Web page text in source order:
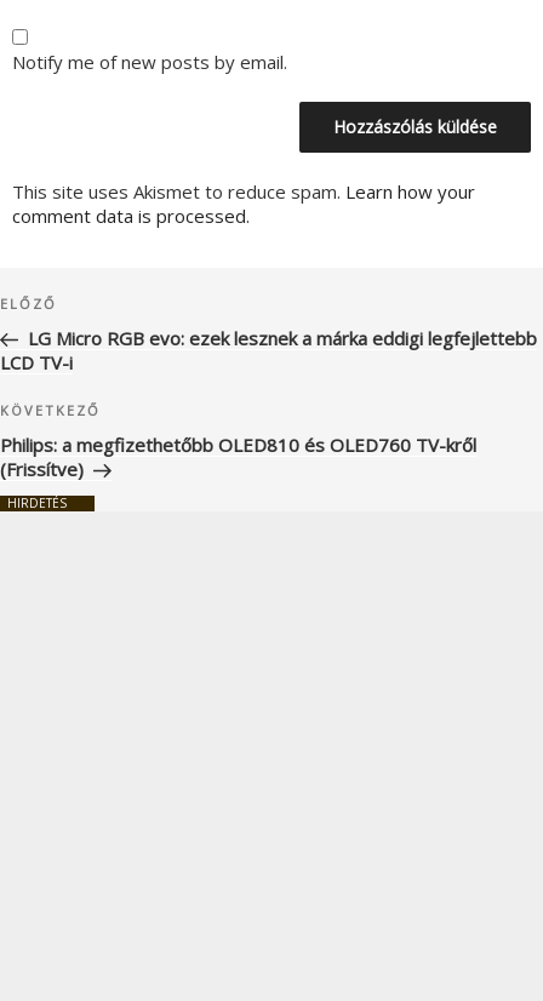
Notify me of new posts by email.
This site uses Akismet to reduce spam. Learn how your
comment data is processed.
navigáció
Korábbi
bejegyzés
ELŐZŐ
LG Micro RGB evo: ezek lesznek a márka eddigi legfejlettebb
LCD TV-i
Következő
bejegyzés
KÖVETKEZŐ
Philips: a megfizethetőbb OLED810 és OLED760 TV-kről
(Frissítve)
HIRDETÉS